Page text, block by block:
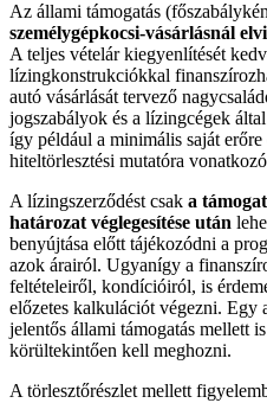
Az állami támogatás
személygépkocsi-vásárlásnál
A teljes vételár kiegyenlítését
lízingkonstrukciókkal
autó vásárlását tervező
jogszabályok és a lízingcégek
így például a minimális saját erőre
hiteltörlesztési mutatóra
A lízingszerződést csak a
határozat véglegesítése után
benyújtása előtt tájékozódni a
azok árairól. Ugyanígy a
feltételeiről, kondícióiról, is
előzetes kalkulációt végezni. Egy
jelentős állami támogatás mellett
körültekintően kell meghozni.
A törlesztőrészlet mellett